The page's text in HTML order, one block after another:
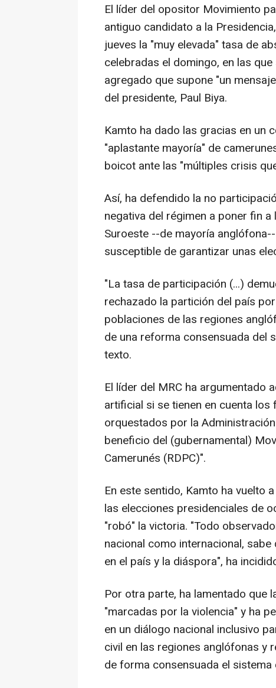
El líder del opositor Movimiento
antiguo candidato a la
jueves la "muy elevada" tasa de
celebradas el domingo, en las
agregado que supone "un
del presidente, Paul Biya.
Kamto ha dado las gracias en un
"aplastante mayoría" de
boicot ante las "múltiples crisis
Así, ha defendido la no
negativa del régimen a poner fin
Suroeste --de mayoría
susceptible de garantizar unas
"La tasa de participación (...)
rechazado la partición del país
poblaciones de las regiones
de una reforma consensuada del
texto.
El líder del MRC ha argumentado
artificial si se tienen en cuenta
orquestados por la
beneficio del (gubernamental)
Camerunés (RDPC)".
En este sentido, Kamto ha vuelto
las elecciones presidenciales de
"robó" la victoria. "Todo
nacional como internacional,
en el país y la diáspora", ha
Por otra parte, ha lamentado que
"marcadas por la violencia" y ha
en un diálogo nacional inclusivo
civil en las regiones anglófonas y
de forma consensuada el sistema